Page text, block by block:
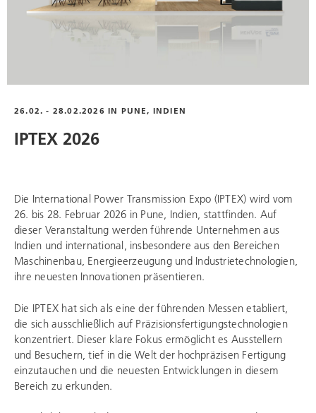
26.02. - 28.02.2026 IN PUNE, INDIEN
IPTEX 2026
Die International Power Transmission Expo (IPTEX) wird vom
26. bis 28. Februar 2026 in Pune, Indien, stattfinden. Auf
dieser Veranstaltung werden führende Unternehmen aus
Indien und international, insbesondere aus den Bereichen
Maschinenbau, Energieerzeugung und Industrietechnologien,
ihre neuesten Innovationen präsentieren.
Die IPTEX hat sich als eine der führenden Messen etabliert,
die sich ausschließlich auf Präzisionsfertigungstechnologien
konzentriert. Dieser klare Fokus ermöglicht es Ausstellern
und Besuchern, tief in die Welt der hochpräzisen Fertigung
einzutauchen und die neuesten Entwicklungen in diesem
Bereich zu erkunden.